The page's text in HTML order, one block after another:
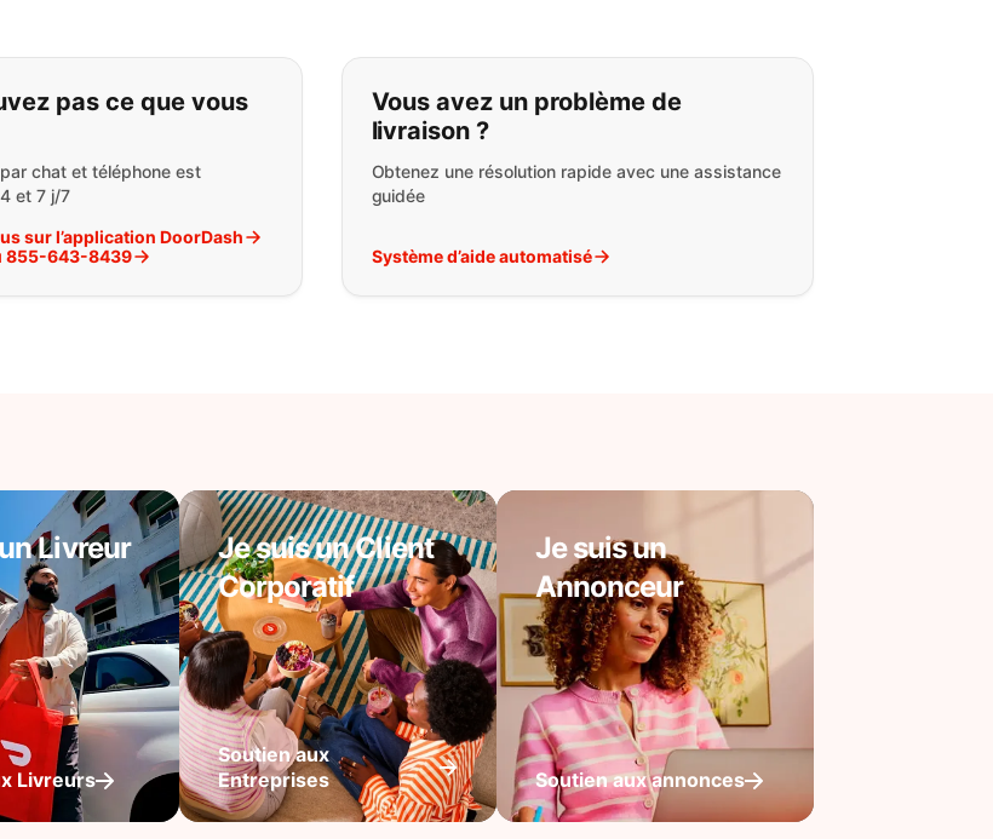
trouvez pas ce que vous cherchez:
pas ce que vous
chat et téléphone est
et 7 j/7
sur l’application DoorDash
855-643-8439
Vous avez un problème de
livraison ?
Obtenez une résolution rapide avec une assistance
guidée
Système d’aide automatisé
Livreur
Livreurs
Je suis un Client
Corporatif
Soutien aux
Entreprises
Je suis un
Annonceur
Soutien aux annonces